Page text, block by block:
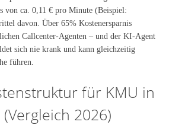
von ca. 0,11 € pro Minute (Beispiel:
davon. Über 65% Kostenersparnis
Callcenter-Agenten – und der KI-Agent
sich nie krank und kann gleichzeitig
führen.
für KMU in
2026)